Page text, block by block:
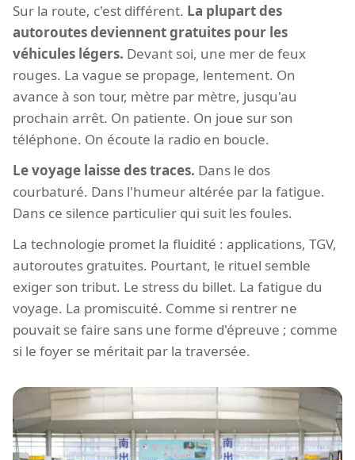
Sur la route, c'est différent. La plupart des
autoroutes deviennent gratuites pour les
véhicules légers. Devant soi, une mer de feux
rouges. La vague se propage, lentement. On
avance à son tour, mètre par mètre, jusqu'au
prochain arrêt. On patiente. On joue sur son
téléphone. On écoute la radio en boucle.
Le voyage laisse des traces. Dans le dos
courbaturé. Dans l'humeur altérée par la fatigue.
Dans ce silence particulier qui suit les foules.
La technologie promet la fluidité : applications, TGV,
autoroutes gratuites. Pourtant, le rituel semble
exiger son tribut. Le stress du billet. La fatigue du
voyage. La promiscuité. Comme si rentrer ne
pouvait se faire sans une forme d'épreuve ; comme
si le foyer se méritait par la traversée.